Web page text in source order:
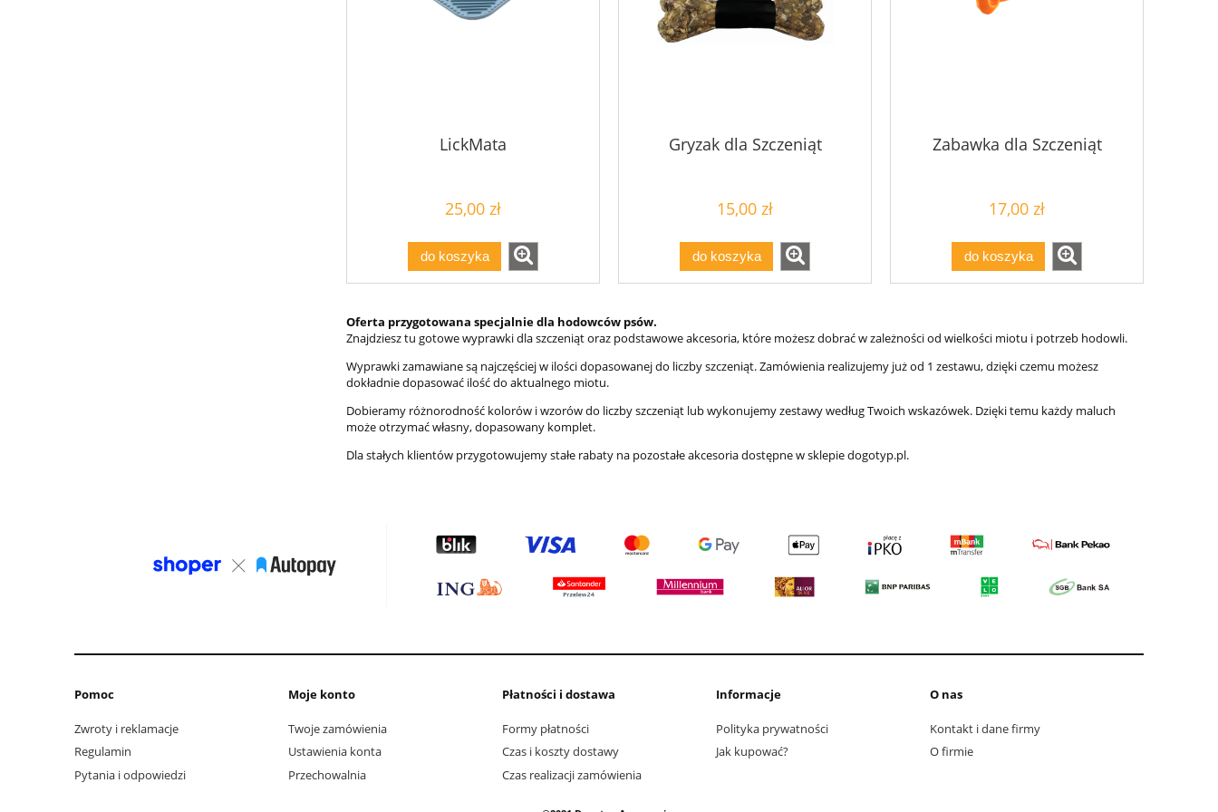
LickMata
25,00 zł
do koszyka
Gryzak dla Szczeniąt
15,00 zł
do koszyka
Zabawka dla Szczeniąt
17,00 zł
do koszyka
Oferta przygotowana specjalnie dla hodowców psów.
Znajdziesz tu gotowe wyprawki dla szczeniąt oraz podstawowe akcesoria, które możesz dobrać w zależności od wielkości miotu i potrzeb hodowli.
Wyprawki zamawiane są najczęściej w ilości dopasowanej do liczby szczeniąt. Zamówienia realizujemy już od 1 zestawu, dzięki czemu możesz
dokładnie dopasować ilość do aktualnego miotu.
Dobieramy różnorodność kolorów i wzorów do liczby szczeniąt lub wykonujemy zestawy według Twoich wskazówek. Dzięki temu każdy maluch
może otrzymać własny, dopasowany komplet.
Dla stałych klientów przygotowujemy stałe rabaty na pozostałe akcesoria dostępne w sklepie dogotyp.pl.
Pomoc
Zwroty i reklamacje
Regulamin
Pytania i odpowiedzi
Moje konto
Twoje zamówienia
Ustawienia konta
Przechowalnia
Płatności i dostawa
Formy płatności
Czas i koszty dostawy
Czas realizacji zamówienia
Informacje
Polityka prywatności
Jak kupować?
O nas
Kontakt i dane firmy
O firmie